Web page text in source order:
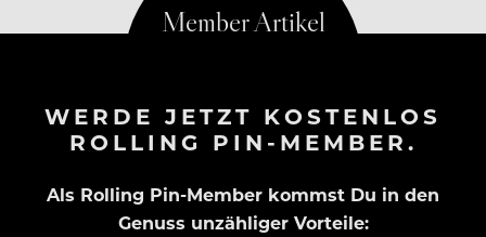
WERDE JETZT KOSTENLOS
ROLLING PIN-MEMBER.
Als Rolling Pin-Member kommst Du in den
Genuss unzähliger Vorteile: